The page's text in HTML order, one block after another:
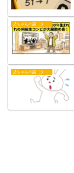
父ちゃんの話（タイガース）